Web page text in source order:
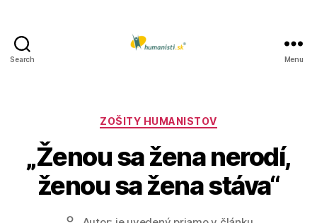
Search Menu
Kategórie
ZOŠITY HUMANISTOV
„Ženou sa žena nerodí,
ženou sa žena stáva“